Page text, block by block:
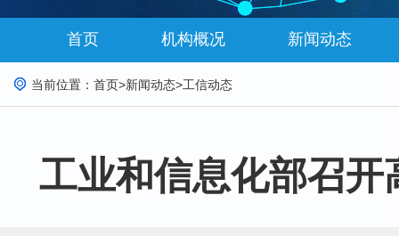
首页 机构概况 新闻动态
当前位置： 首页>新闻动态>工信动态
工业和信息化部召